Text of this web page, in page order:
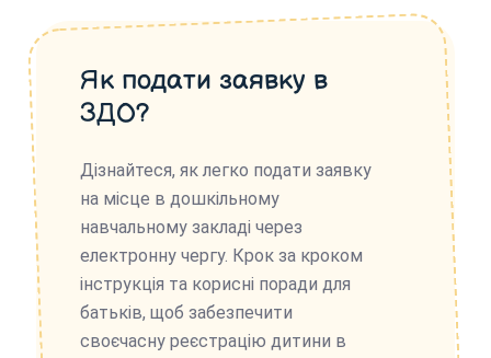
Як подати заявку в
ЗДО?
Дізнайтеся, як легко подати заявку
на місце в дошкільному
навчальному закладі через
електронну чергу. Крок за кроком
інструкція та корисні поради для
батьків, щоб забезпечити
своєчасну реєстрацію дитини в